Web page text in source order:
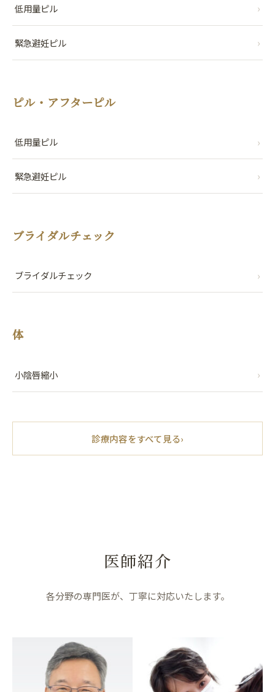
低用量ピル ›
緊急避妊ピル ›
ピル・アフターピル
低用量ピル ›
緊急避妊ピル ›
ブライダルチェック
ブライダルチェック ›
体
小陰唇縮小 ›
診療内容をすべて見る›
医師紹介
各分野の専門医が、丁寧に対応いたします。